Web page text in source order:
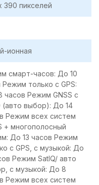
390 пикселей
ионная
смарт-часов: До 10
Режим только с GPS:
часов Режим GNSS с
(авто выбор): До 14
Режим всех систем
+ многополосный
До 13 часов Режим
с GPS, с музыкой: До
Режим SatIQ/ авто
с музыкой: До 8
Режим всех систем